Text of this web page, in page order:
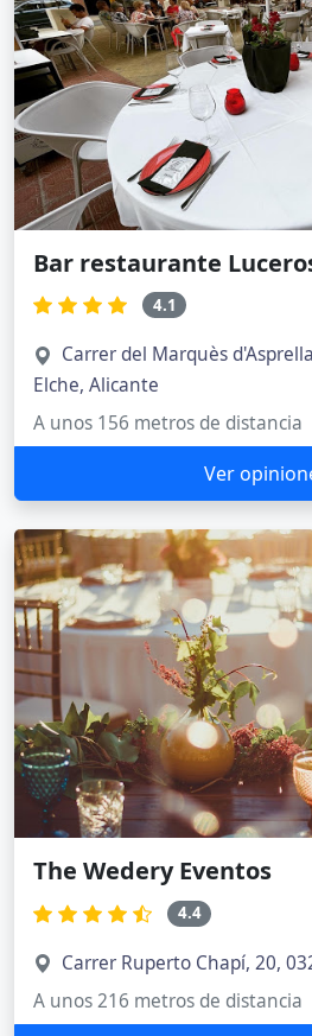
Bar restaurante
4.1
Carrer del Marquès
Elche, Alicante
A unos 156 metros de distancia
Ver
The Wedery Eventos
4.4
Carrer Ruperto Chapí, 20,
A unos 216 metros de distancia